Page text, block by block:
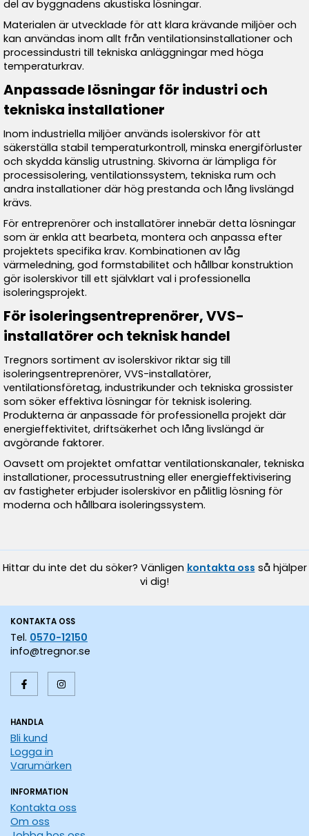
del av byggnadens akustiska lösningar.
Materialen är utvecklade för att klara krävande miljöer och
kan användas inom allt från ventilationsinstallationer och
processindustri till tekniska anläggningar med höga
temperaturkrav.
Anpassade lösningar för industri och
tekniska installationer
Inom industriella miljöer används isolerskivor för att
säkerställa stabil temperaturkontroll, minska energiförluster
och skydda känslig utrustning. Skivorna är lämpliga för
processisolering, ventilationssystem, tekniska rum och
andra installationer där hög prestanda och lång livslängd
krävs.
För entreprenörer och installatörer innebär detta lösningar
som är enkla att bearbeta, montera och anpassa efter
projektets specifika krav. Kombinationen av låg
värmeledning, god formstabilitet och hållbar konstruktion
gör isolerskivor till ett självklart val i professionella
isoleringsprojekt.
För isoleringsentreprenörer, VVS-
installatörer och teknisk handel
Tregnors sortiment av isolerskivor riktar sig till
isoleringsentreprenörer, VVS-installatörer,
ventilationsföretag, industrikunder och tekniska grossister
som söker effektiva lösningar för teknisk isolering.
Produkterna är anpassade för professionella projekt där
energieffektivitet, driftsäkerhet och lång livslängd är
avgörande faktorer.
Oavsett om projektet omfattar ventilationskanaler, tekniska
installationer, processutrustning eller energieffektivisering
av fastigheter erbjuder isolerskivor en pålitlig lösning för
moderna och hållbara isoleringssystem.
Hittar du inte det du söker? Vänligen kontakta oss så hjälper
vi dig!
KONTAKTA OSS
Tel. 0570-12150
info@tregnor.se
HANDLA
Bli kund
Logga in
Varumärken
INFORMATION
Kontakta oss
Om oss